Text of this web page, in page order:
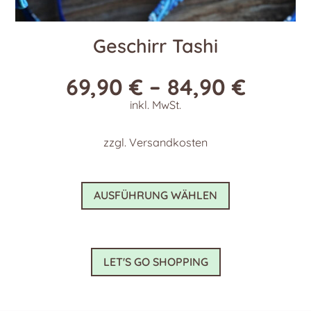
Geschirr Tashi
69,90€ – 84,90€
inkl. MwSt.
zzgl. Versandkosten
AUSFÜHRUNG WÄHLEN
Dieses
weist
LET'S GO SHOPPING